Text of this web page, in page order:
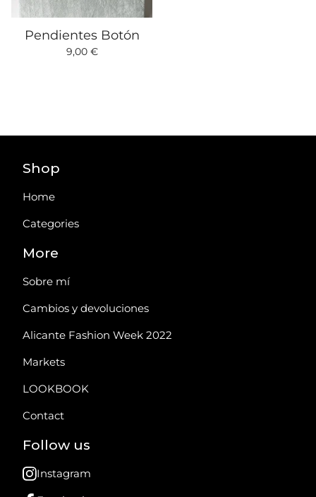
Pendientes Botón
9,00 €
Shop
Home
Categories
More
Sobre mí
Cambios y devoluciones
Alicante Fashion Week 2022
Markets
LOOKBOOK
Contact
Follow us
Instagram